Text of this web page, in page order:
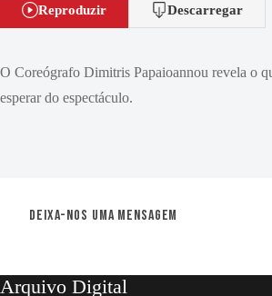
Reproduzir Descarregar
O Coreógrafo Dimitris Papaioannou revela o
esperar do espectáculo.
Deixa-nos uma mensagem
Arquivo Digital